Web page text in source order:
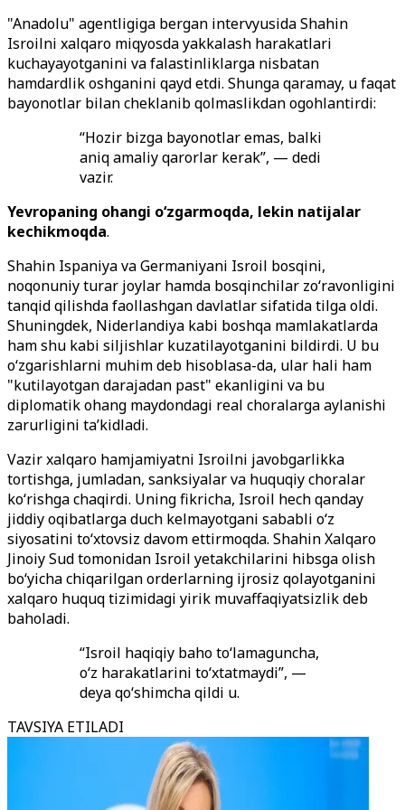
"Anadolu" agentligiga bergan intervyusida Shahin
Isroilni xalqaro miqyosda yakkalash harakatlari
kuchayayotganini va falastinliklarga nisbatan
hamdardlik oshganini qayd etdi. Shunga qaramay, u faqat
bayonotlar bilan cheklanib qolmaslikdan ogohlantirdi:
“Hozir bizga bayonotlar emas, balki
aniq amaliy qarorlar kerak”, — dedi
vazir.
Yevropaning ohangi o‘zgarmoqda, lekin natijalar
kechikmoqda.
Shahin Ispaniya va Germaniyani Isroil bosqini,
noqonuniy turar joylar hamda bosqinchilar zo‘ravonligini
tanqid qilishda faollashgan davlatlar sifatida tilga oldi.
Shuningdek, Niderlandiya kabi boshqa mamlakatlarda
ham shu kabi siljishlar kuzatilayotganini bildirdi. U bu
o‘zgarishlarni muhim deb hisoblasa-da, ular hali ham
"kutilayotgan darajadan past" ekanligini va bu
diplomatik ohang maydondagi real choralarga aylanishi
zarurligini ta’kidladi.
Vazir xalqaro hamjamiyatni Isroilni javobgarlikka
tortishga, jumladan, sanksiyalar va huquqiy choralar
ko‘rishga chaqirdi. Uning fikricha, Isroil hech qanday
jiddiy oqibatlarga duch kelmayotgani sababli o‘z
siyosatini to‘xtovsiz davom ettirmoqda. Shahin Xalqaro
Jinoiy Sud tomonidan Isroil yetakchilarini hibsga olish
bo‘yicha chiqarilgan orderlarning ijrosiz qolayotganini
xalqaro huquq tizimidagi yirik muvaffaqiyatsizlik deb
baholadi.
“Isroil haqiqiy baho to‘lamaguncha,
o‘z harakatlarini to‘xtatmaydi”, —
deya qo‘shimcha qildi u.
TAVSIYA ETILADI